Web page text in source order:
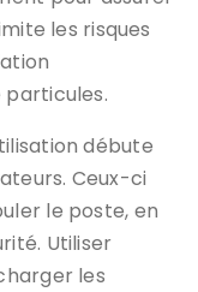
les risques
particules.
débute
Ceux-ci
le poste, en
Utiliser
les